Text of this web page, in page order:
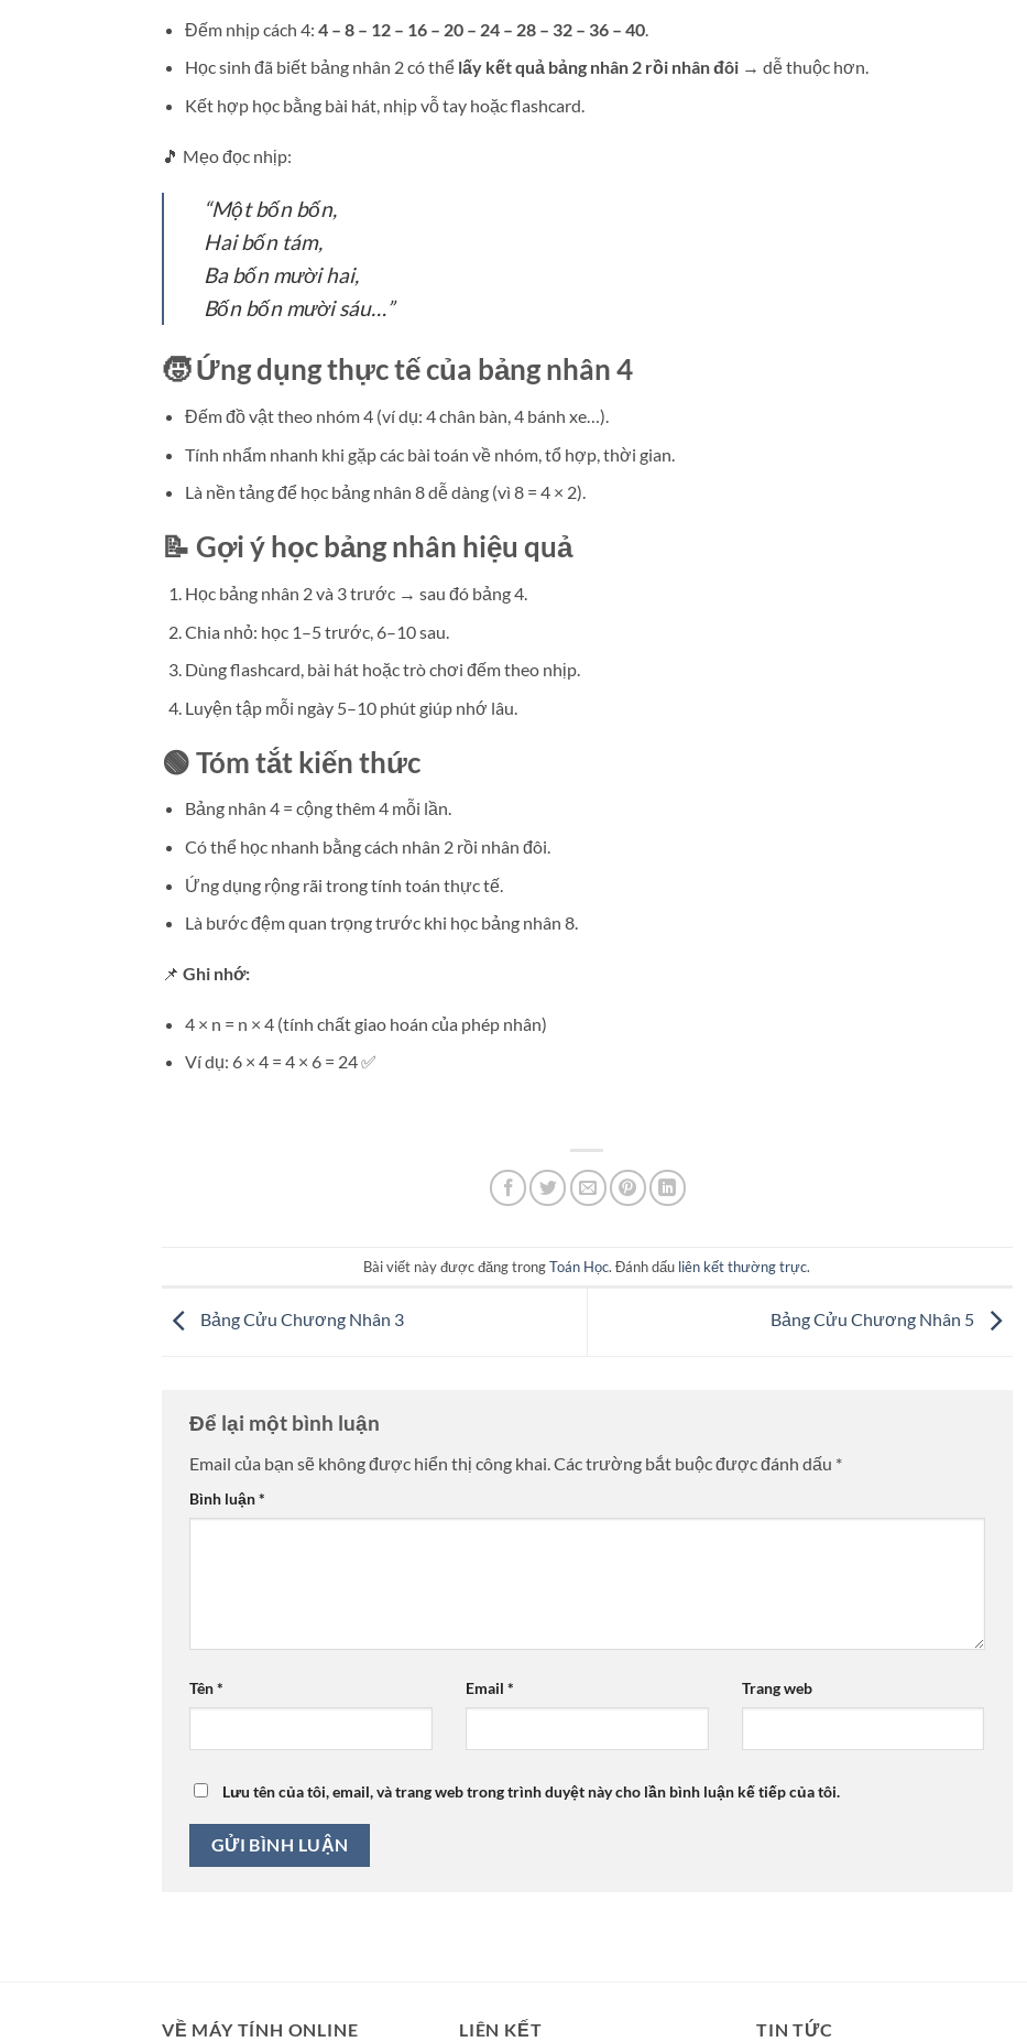
Đếm nhịp cách 4: 4 – 8 – 12 – 16 – 20 – 24 – 28 – 32 – 36 – 40.
Học sinh đã biết bảng nhân 2 có thể lấy kết quả bảng nhân 2 rồi nhân đôi→ dễ thuộc hơn.
Kết hợp học bằng bài hát, nhịp vỗ tay hoặc flashcard.
🎵 Mẹo đọc nhịp:
“Một bốn bốn,
Hai bốn tám,
Ba bốn mười hai,
Bốn bốn mười sáu…”
🧒 Ứng dụng thực tế của bảng nhân 4
Đếm đồ vật theo nhóm 4 (ví dụ: 4 chân bàn, 4 bánh xe…).
Tính nhẩm nhanh khi gặp các bài toán về nhóm, tổ hợp, thời gian.
Là nền tảng để học bảng nhân 8 dễ dàng (vì 8 = 4 × 2).
📝 Gợi ý học bảng nhân hiệu quả
Học bảng nhân 2 và 3 trước → sau đó bảng 4.
Chia nhỏ: học 1–5 trước, 6–10 sau.
Dùng flashcard, bài hát hoặc trò chơi đếm theo nhịp.
Luyện tập mỗi ngày 5–10 phút giúp nhớ lâu.
🟢 Tóm tắt kiến thức
Bảng nhân 4 = cộng thêm 4 mỗi lần.
Có thể học nhanh bằng cách nhân 2 rồi nhân đôi.
Ứng dụng rộng rãi trong tính toán thực tế.
Là bước đệm quan trọng trước khi học bảng nhân 8.
📌 Ghi nhớ:
4 × n = n × 4 (tính chất giao hoán của phép nhân)
Ví dụ: 6 × 4 = 4 × 6 = 24 ✅
Bài viết này được đăng trongToán Học. Đánh dấu liên kết thường trực.
Bảng Cửu Chương Nhân 3 Bảng Cửu Chương Nhân 5
Để lại một bình luận
Email của bạn sẽ không được hiển thị công khai.Các trường bắt buộc được đánh dấu *
Bình luận*
Tên* Email * Trang web
Lưu tên của tôi, email, và trang web trong trình duyệt này cho lần bình luận kế tiếp của tôi.
VỀ MÁY TÍNH ONLINE LIÊN KẾT TIN TỨC